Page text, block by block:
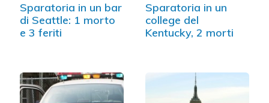
Sparatoria in un bar
di Seattle: 1 morto
e 3 feriti
Sparatoria in un
college del
Kentucky, 2 morti